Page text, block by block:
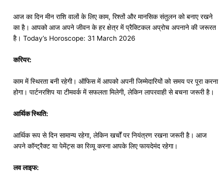
आज का दिन मीन राशि वालों के लिए काम, रिश्तों और मानसिक संतुलन को बनाए रखने
का है। आपको आज अपने जीवन के हर क्षेत्र में प्रैक्टिकल अप्रोच अपनाने की जरूरत
है। Today’s Horoscope: 31 March 2026
करियर:
काम में स्थिरता बनी रहेगी। ऑफिस में आपको अपनी जिम्मेदारियों को समय पर पूरा करना
होगा। पार्टनरशिप या टीमवर्क में सफलता मिलेगी, लेकिन लापरवाही से बचना जरूरी है।
आर्थिक स्थिति:
आर्थिक रूप से दिन सामान्य रहेगा, लेकिन खर्चों पर नियंत्रण रखना जरूरी है। आज
अपने कॉन्ट्रैक्ट या पेमेंट्स का रिव्यू करना आपके लिए फायदेमंद रहेगा।
लव लाइफ: